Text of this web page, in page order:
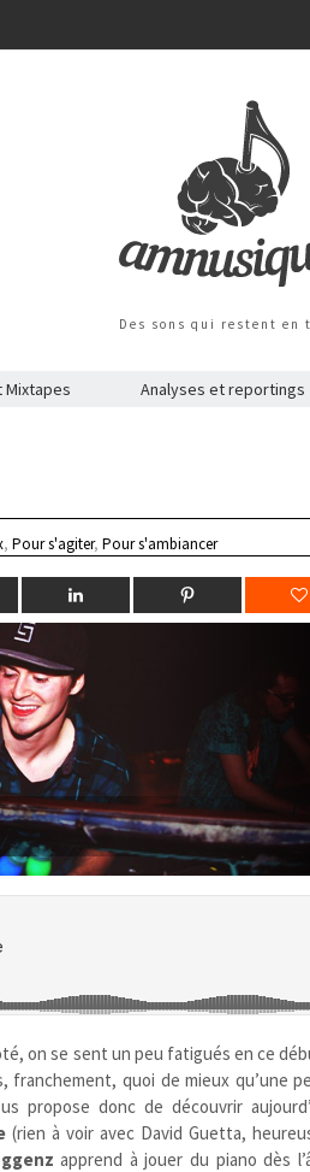
Des sons qui restent en
Analyses et reportings
,Pour s'agiter,Pour s'ambiancer
on se sent un peu fatigués en ce
franchement, quoi de mieux
propose donc de découvrir
(rien à voir avec David Guetta,
apprend à jouer du piano dès